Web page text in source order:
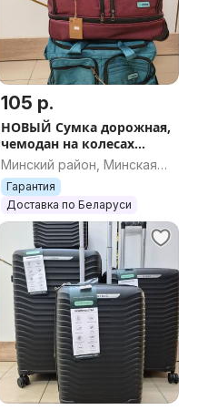
105 р.
НОВЫЙ Сумка дорожная,
чемодан на колесах
Impreza (60 литров) +
БЕСПЛАТНАЯ ОТПРАВКА
Минский район, Минская
область
Гарантия
Доставка по Беларуси